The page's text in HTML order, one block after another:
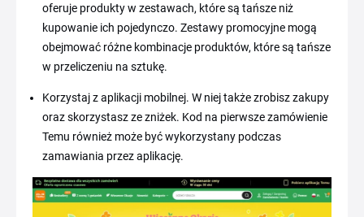
oferuje produkty w zestawach, które są tańsze niż
kupowanie ich pojedynczo. Zestawy promocyjne mogą
obejmować różne kombinacje produktów, które są tańsze
w przeliczeniu na sztukę.
Korzystaj z aplikacji mobilnej. W niej także zrobisz zakupy
oraz skorzystasz ze zniżek. Kod na pierwsze zamówienie
Temu również może być wykorzystany podczas
zamawiania przez aplikację.